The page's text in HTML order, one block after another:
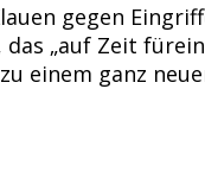
gegen
„auf Zeit
einem ganz